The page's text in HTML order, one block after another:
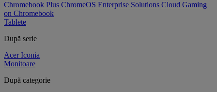
Chromebook Plus ChromeOS Enterprise Solutions Cloud Gaming
on Chromebook
Tablete
După serie
Acer Iconia
Monitoare
După categorie